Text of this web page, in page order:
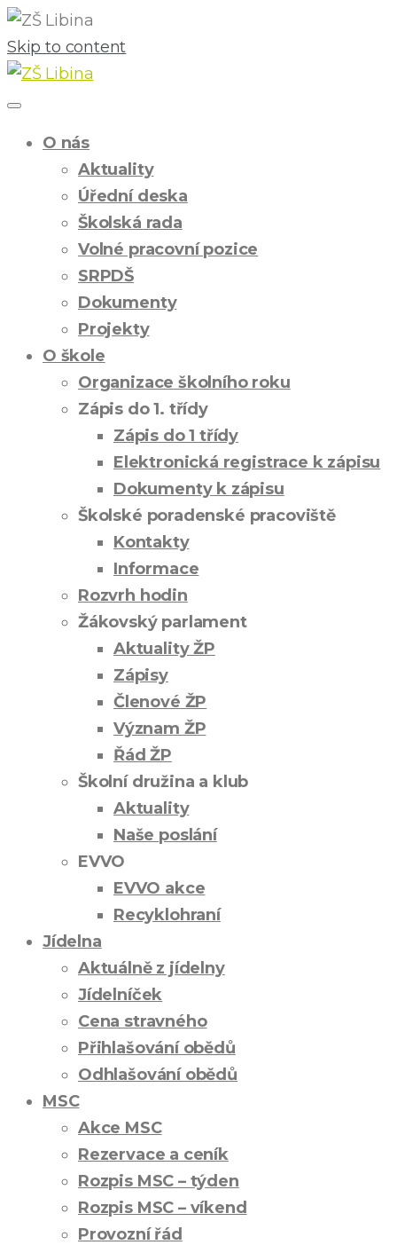
Skip to content
O nás
Aktuality
Úřední deska
Školská rada
Volné pracovní pozice
SRPDŠ
Dokumenty
Projekty
O škole
Organizace školního roku
Zápis do 1. třídy
Zápis do 1 třídy
Elektronická registrace k zápisu
Dokumenty k zápisu
Školské poradenské pracoviště
Kontakty
Informace
Rozvrh hodin
Žákovský parlament
Aktuality ŽP
Zápisy
Členové ŽP
Význam ŽP
Řád ŽP
Školní družina a klub
Aktuality
Naše poslání
EVVO
EVVO akce
Recyklohraní
Jídelna
Aktuálně z jídelny
Jídelníček
Cena stravného
Přihlašování obědů
Odhlašování obědů
MSC
Akce MSC
Rezervace a ceník
Rozpis MSC – týden
Rozpis MSC – víkend
Provozní řád